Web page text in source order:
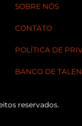
SOBRE NÓS
CONTATO
POLÍTICA DE
BANCO DE
reservados.